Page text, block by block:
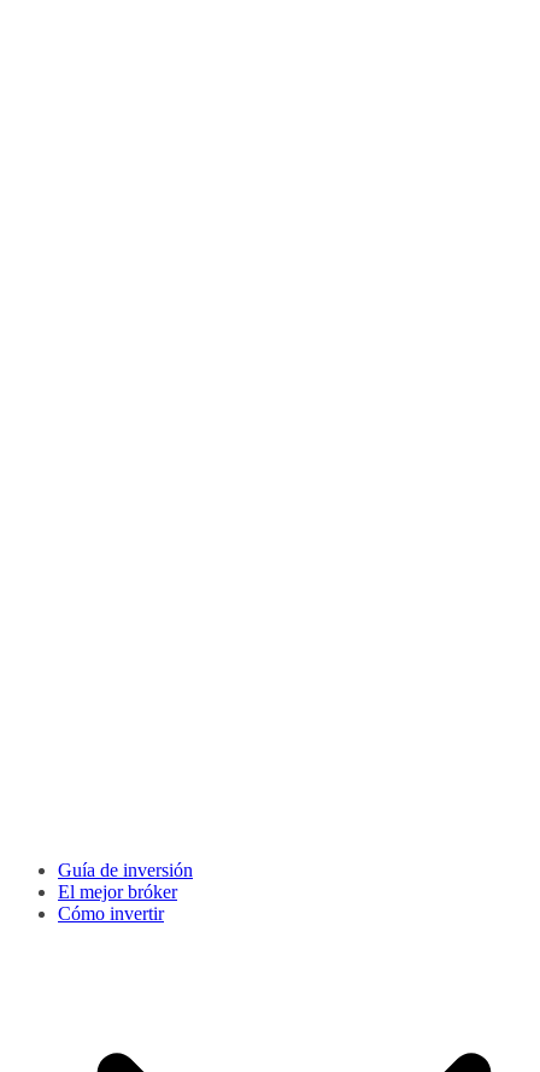
Guía de inversión
El mejor bróker
Cómo invertir